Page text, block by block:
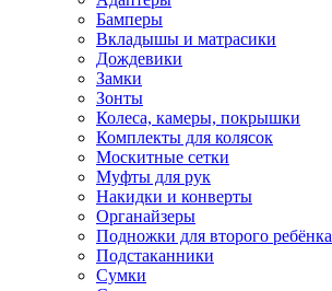
Бамперы
Вкладышы и матрасики
Дождевики
Замки
Зонты
Колеса, камеры, покрышки
Комплекты для колясок
Москитные сетки
Муфты для рук
Накидки и конверты
Органайзеры
Подножки для второго ребёнка
Подстаканники
Сумки